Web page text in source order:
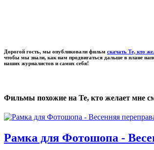
Дорогой гость, мы опубликовали фильм скачать Те, кто
чтобы мы знали, как нам продвигаться дальше в плане
наших журналистов и самих себя!
Фильмы похожие на Те, кто желает мне
Рамка для Фотошопа -